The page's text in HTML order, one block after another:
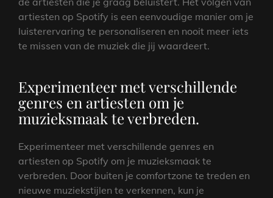
artiesten op Spotify is een eenvoudige manier om je
luisterervaring te personaliseren en nooit meer iets
te missen van de muziek die jij waardeert.
Experimenteer met verschillende
genres en artiesten om je
muzieksmaak te verbreden.
Experimenteer met verschillende genres en
artiesten op Spotify om je muzieksmaak te
verbreden. Door buiten je comfortzone te treden en
nieuwe muziekstijlen te verkennen, kun je